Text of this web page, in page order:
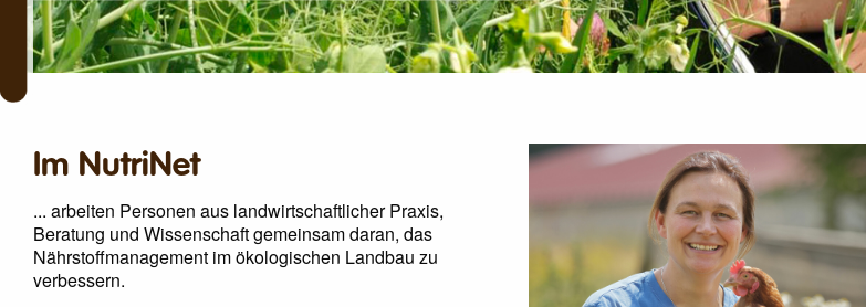
Im NutriNet
... arbeiten Personen aus landwirtschaftlicher Praxis,
Beratung und Wissenschaft gemeinsam daran, das
Nährstoffmanagement im ökologischen Landbau zu
verbessern.